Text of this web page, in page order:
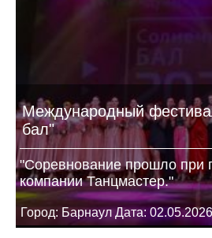
Международный
бал"
"Соревнование прошло при
компании Танцмастер."
Город: Барнаул Дата: 02.05.2026